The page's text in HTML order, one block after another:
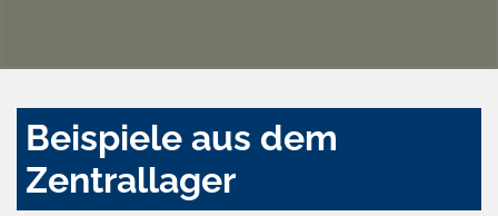
Beispiele aus dem
Zentrallager